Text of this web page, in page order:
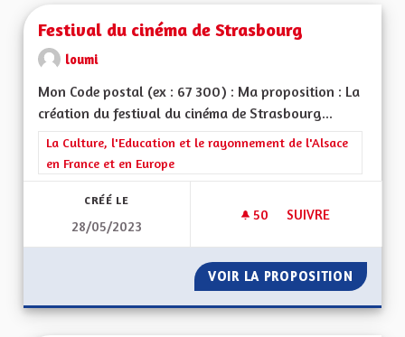
Festival du cinéma de Strasbourg
loumi
Mon Code postal (ex : 67 300) : Ma proposition : La
création du festival du cinéma de Strasbourg...
Filtrer les résultats de la catégorie : La Culture, l'Education et
La Culture, l'Education et le rayonnement de l'Alsace
en France et en Europe
CRÉÉ LE
28/05/2023
50 50 ABONNÉS
SUIVRE
VOIR LA PROPOSITION